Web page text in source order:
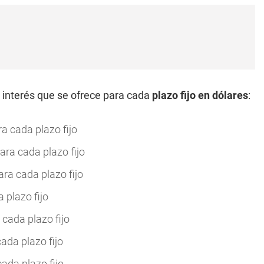
que se ofrece para cada plazo fijo en dólares:
cada plazo fijo
cada plazo fijo
cada plazo fijo
plazo fijo
cada plazo fijo
plazo fijo